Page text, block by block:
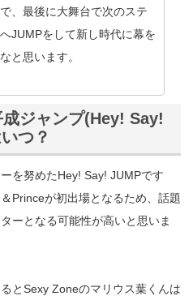
、最後に大舞台で次のステ
JUMPをして新し時代に幕を
と思います。
ジャンプ(Hey! Say!
つ？
を努めたHey! Say! JUMPです
Princeが初出場となるため、話題
ーとなる可能性が高いと思いま
とSexy Zoneのマリウス葉くんは